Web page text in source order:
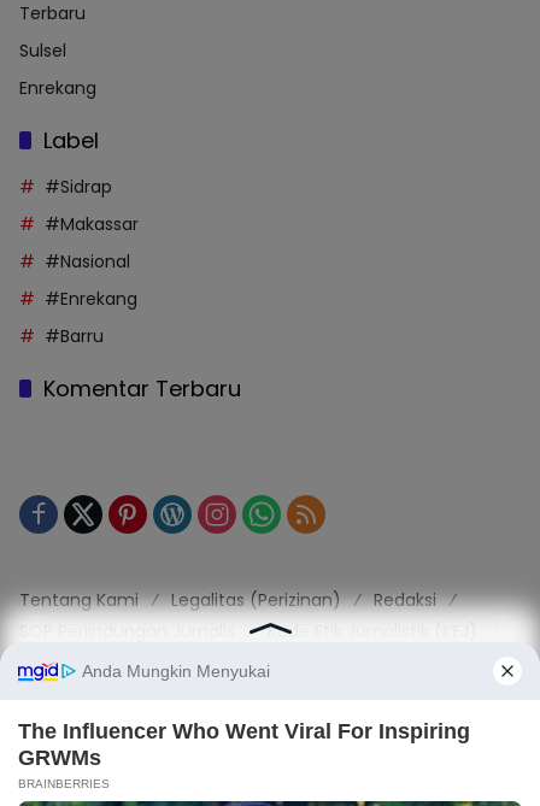
Terbaru
Sulsel
Enrekang
Label
#Sidrap
#Makassar
#Nasional
#Enrekang
#Barru
Komentar Terbaru
Tentang Kami Legalitas (Perizinan)
Redaksi
Kode Etik Jurnalistik (KEJ)
Kode Etik Perilaku Perusahaan (KEPP)
Kode Etik Redaksi / Perusahaan PT TOP MEDIA MANDIRI
Disclaimer
Copy Right 2025 | PT. TOP MEDIA MANDIRI